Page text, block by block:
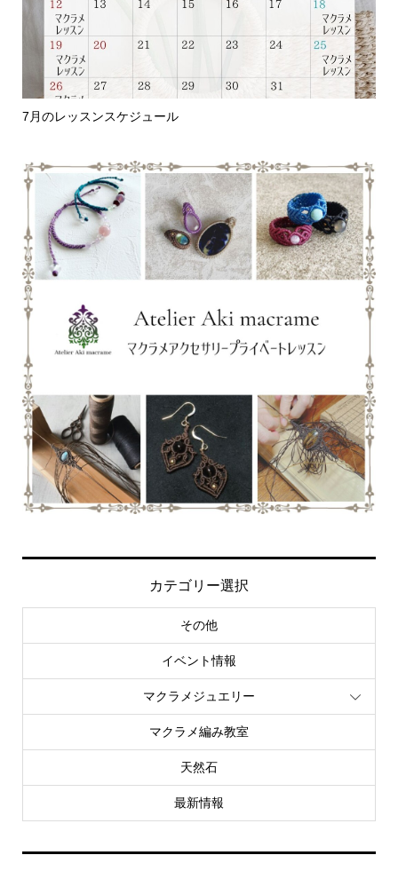
7月のレッスンスケジュール
カテゴリー選択
その他
イベント情報
マクラメジュエリー
マクラメ編み教室
天然石
最新情報